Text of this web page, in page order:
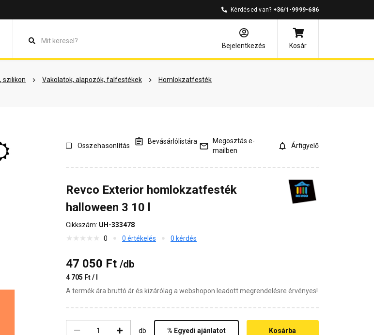
Kérdésed van? +36/1-9999-686
Bejelentkezés
Kosár
szilikon Vakolatok, alapozók, falfestékek
Homlokzatfesték
Színek Dokumentumok Vásárlói vélemények Kérdések és válaszok
Összehasonlítás
Bevásárlólistára
Megosztás e-
mailben
Árfigyelő
Revco Exterior homlokzatfesték
halloween 3 10 l
Cikkszám: UH-333478
0
0 értékelés 0 kérdés
47 050 Ft /db
4 705 Ft / l
A termék ára bruttó ár és kizárólag a webshopon leadott megrendelésre érvényes!
db
% Egyedi ajánlatot
Kosárba